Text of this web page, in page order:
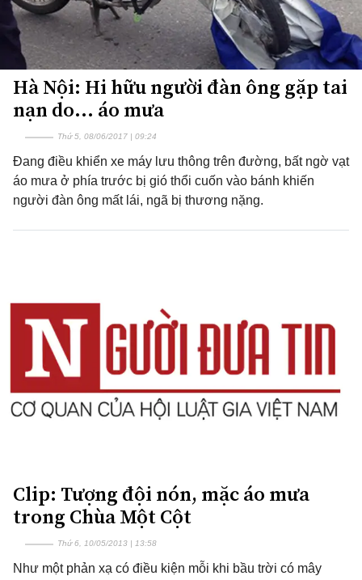
Hà Nội: Hi hữu người đàn ông gặp tai
nạn do... áo mưa
Thứ 5, 08/06/2017 | 09:24
Đang điều khiển xe máy lưu thông trên đường, bất ngờ vạt
áo mưa ở phía trước bị gió thổi cuốn vào bánh khiến
người đàn ông mất lái, ngã bị thương nặng.
Clip: Tượng đội nón, mặc áo mưa
trong Chùa Một Cột
Thứ 6, 10/05/2013 | 13:58
Như một phản xạ có điều kiện mỗi khi bầu trời có mây